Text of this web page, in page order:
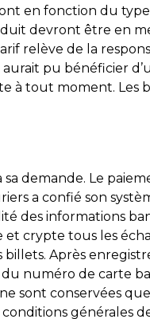
en fonction du
devront être en
relève de la
pu bénéficier
à tout moment. Les
demande. Le
a confié son
des informations
crypte tous les
Après
numéro de carte
sont conservées
générales